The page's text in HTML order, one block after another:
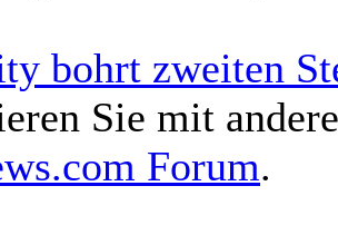
bohrt zweiten
Sie mit
Forum.